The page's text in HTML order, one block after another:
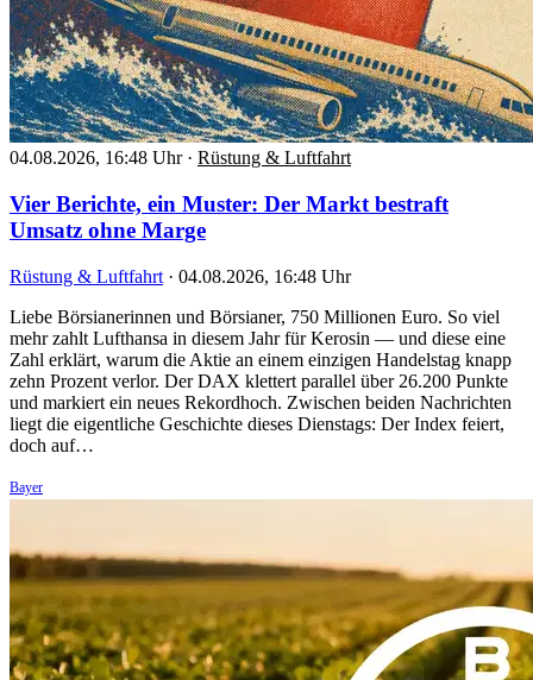
04.08.2026, 16:48 Uhr · Rüstung & Luftfahrt
Vier Berichte, ein Muster: Der Markt bestraft
Umsatz ohne Marge
Rüstung & Luftfahrt · 04.08.2026, 16:48 Uhr
Liebe Börsianerinnen und Börsianer, 750 Millionen Euro. So viel
mehr zahlt Lufthansa in diesem Jahr für Kerosin — und diese eine
Zahl erklärt, warum die Aktie an einem einzigen Handelstag knapp
zehn Prozent verlor. Der DAX klettert parallel über 26.200 Punkte
und markiert ein neues Rekordhoch. Zwischen beiden Nachrichten
liegt die eigentliche Geschichte dieses Dienstags: Der Index feiert,
doch auf…
Bayer